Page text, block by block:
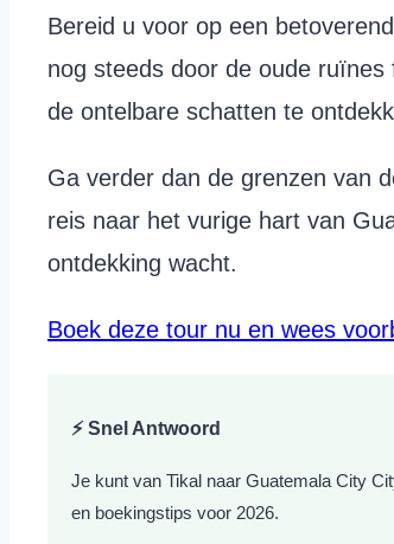
Bereid u voor op een
nog steeds door de oude ruïnes
de ontelbare schatten te
Ga verder dan de grenzen van
reis naar het vurige hart van
ontdekking wacht.
Boek deze tour nu en wees
⚡ Snel Antwoord
Je kunt van Tikal naar Guatemala City
en boekingstips voor 2026.